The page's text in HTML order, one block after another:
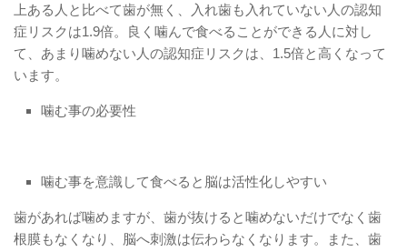
上ある人と比べて歯が無く、入れ歯も入れていない人の認知
症リスクは1.9倍。良く噛んで食べることができる人に対し
て、あまり噛めない人の認知症リスクは、1.5倍と高くなって
います。
噛む事の必要性
噛む事を意識して食べると脳は活性化しやすい
歯があれば噛めますが、歯が抜けると噛めないだけでなく歯
根膜もなくなり、脳へ刺激は伝わらなくなります。また、歯